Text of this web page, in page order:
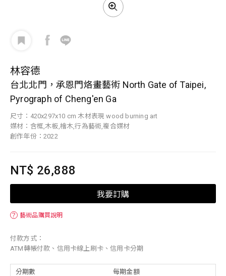
林容德
台北北門，承恩門烙畫藝術 North Gate of Taipei,
Pyrograph of Cheng'en Ga
尺寸：420x297x10 cm 木材表現 wood burning art
媒材：含框,木板,檜木,行為藝術,複合媒材
創作年份：2022
NT$ 26,888
我要訂購
？ 藝術品購買說明
付款方式：
ATM轉帳付款、信用卡線上刷卡、信用卡分期
分期數 每期金額